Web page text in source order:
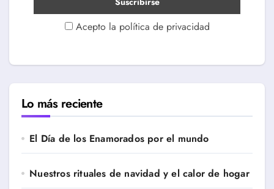
Acepto la política de privacidad
Lo más reciente
El Día de los Enamorados por el mundo
Nuestros rituales de navidad y el calor de hogar